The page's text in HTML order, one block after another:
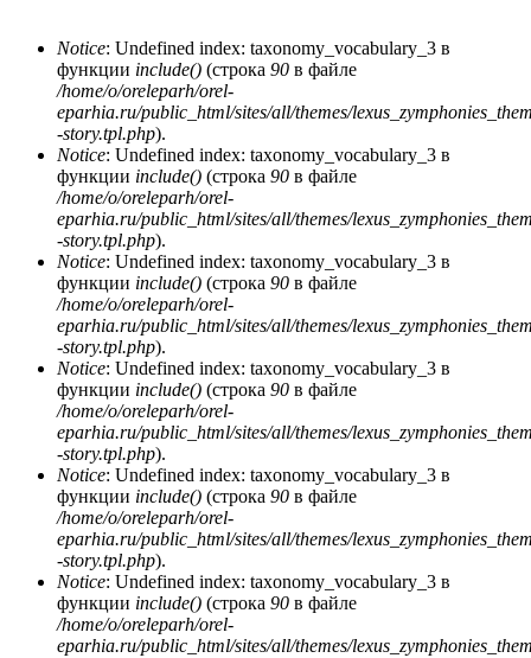
Сообщение об ошибке
Notice: Undefined index: taxonomy_vocabulary_3 в
функции include() (строка 90 в файле
/home/o/oreleparh/orel-
eparhia.ru/public_html/sites/all/themes/
-story.tpl.php).
Notice: Undefined index: taxonomy_vocabulary_3 в
функции include() (строка 90 в файле
/home/o/oreleparh/orel-
eparhia.ru/public_html/sites/all/themes/
-story.tpl.php).
Notice: Undefined index: taxonomy_vocabulary_3 в
функции include() (строка 90 в файле
/home/o/oreleparh/orel-
eparhia.ru/public_html/sites/all/themes/
-story.tpl.php).
Notice: Undefined index: taxonomy_vocabulary_3 в
функции include() (строка 90 в файле
/home/o/oreleparh/orel-
eparhia.ru/public_html/sites/all/themes/
-story.tpl.php).
Notice: Undefined index: taxonomy_vocabulary_3 в
функции include() (строка 90 в файле
/home/o/oreleparh/orel-
eparhia.ru/public_html/sites/all/themes/
-story.tpl.php).
Notice: Undefined index: taxonomy_vocabulary_3 в
функции include() (строка 90 в файле
/home/o/oreleparh/orel-
eparhia.ru/public_html/sites/all/themes/